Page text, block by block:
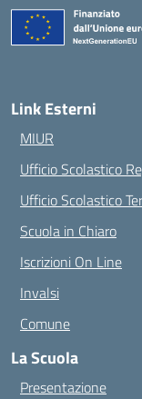
Link Esterni
MIUR
Ufficio Scolastico
Ufficio Scolastico
Scuola in Chiaro
Iscrizioni On Line
Invalsi
Comune
La Scuola
Presentazione